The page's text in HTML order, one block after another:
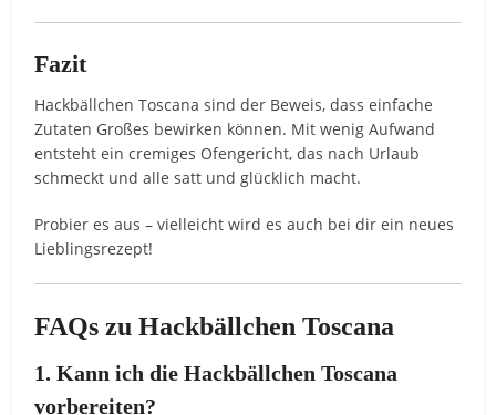
Fazit
Hackbällchen Toscana sind der Beweis, dass einfache
Zutaten Großes bewirken können. Mit wenig Aufwand
entsteht ein cremiges Ofengericht, das nach Urlaub
schmeckt und alle satt und glücklich macht.
Probier es aus – vielleicht wird es auch bei dir ein neues
Lieblingsrezept!
FAQs zu Hackbällchen Toscana
1. Kann ich die Hackbällchen Toscana
vorbereiten?